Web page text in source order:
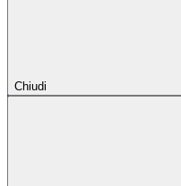
Chiudi